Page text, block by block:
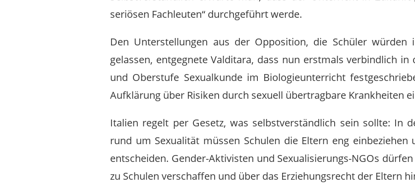
seriösen Fachleuten“ durchgeführt werde.
Den Unterstellungen aus der Opposition, die Schüler würden
gelassen, entgegnete Valditara, dass nun erstmals verbindlich
und Oberstufe Sexualkunde im Biologieunterricht
Aufklärung über Risiken durch sexuell übertragbare Krankheiten
Italien regelt per Gesetz, was selbstverständlich sein sollte: In
rund um Sexualität müssen Schulen die Eltern eng einbeziehen
entscheiden. Gender-Aktivisten und Sexualisierungs-NGOs
zu Schulen verschaffen und über das Erziehungsrecht der Eltern